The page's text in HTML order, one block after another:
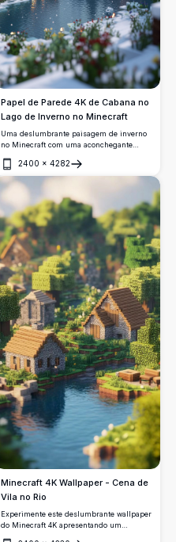
Papel de Parede 4K de Cabana no
Lago de Inverno no Minecraft
Uma deslumbrante paisagem de inverno
no Minecraft com uma aconchegante
rodeada por pinheiros cobertos de neve e
majestosas montanhas em impressionante
resolução 4K.
2400 × 4282
Abrir
Minecraft 4K Wallpaper - Cena de
Vila no Rio
Experimente este deslumbrante wallpaper
do Minecraft 4K apresentando um